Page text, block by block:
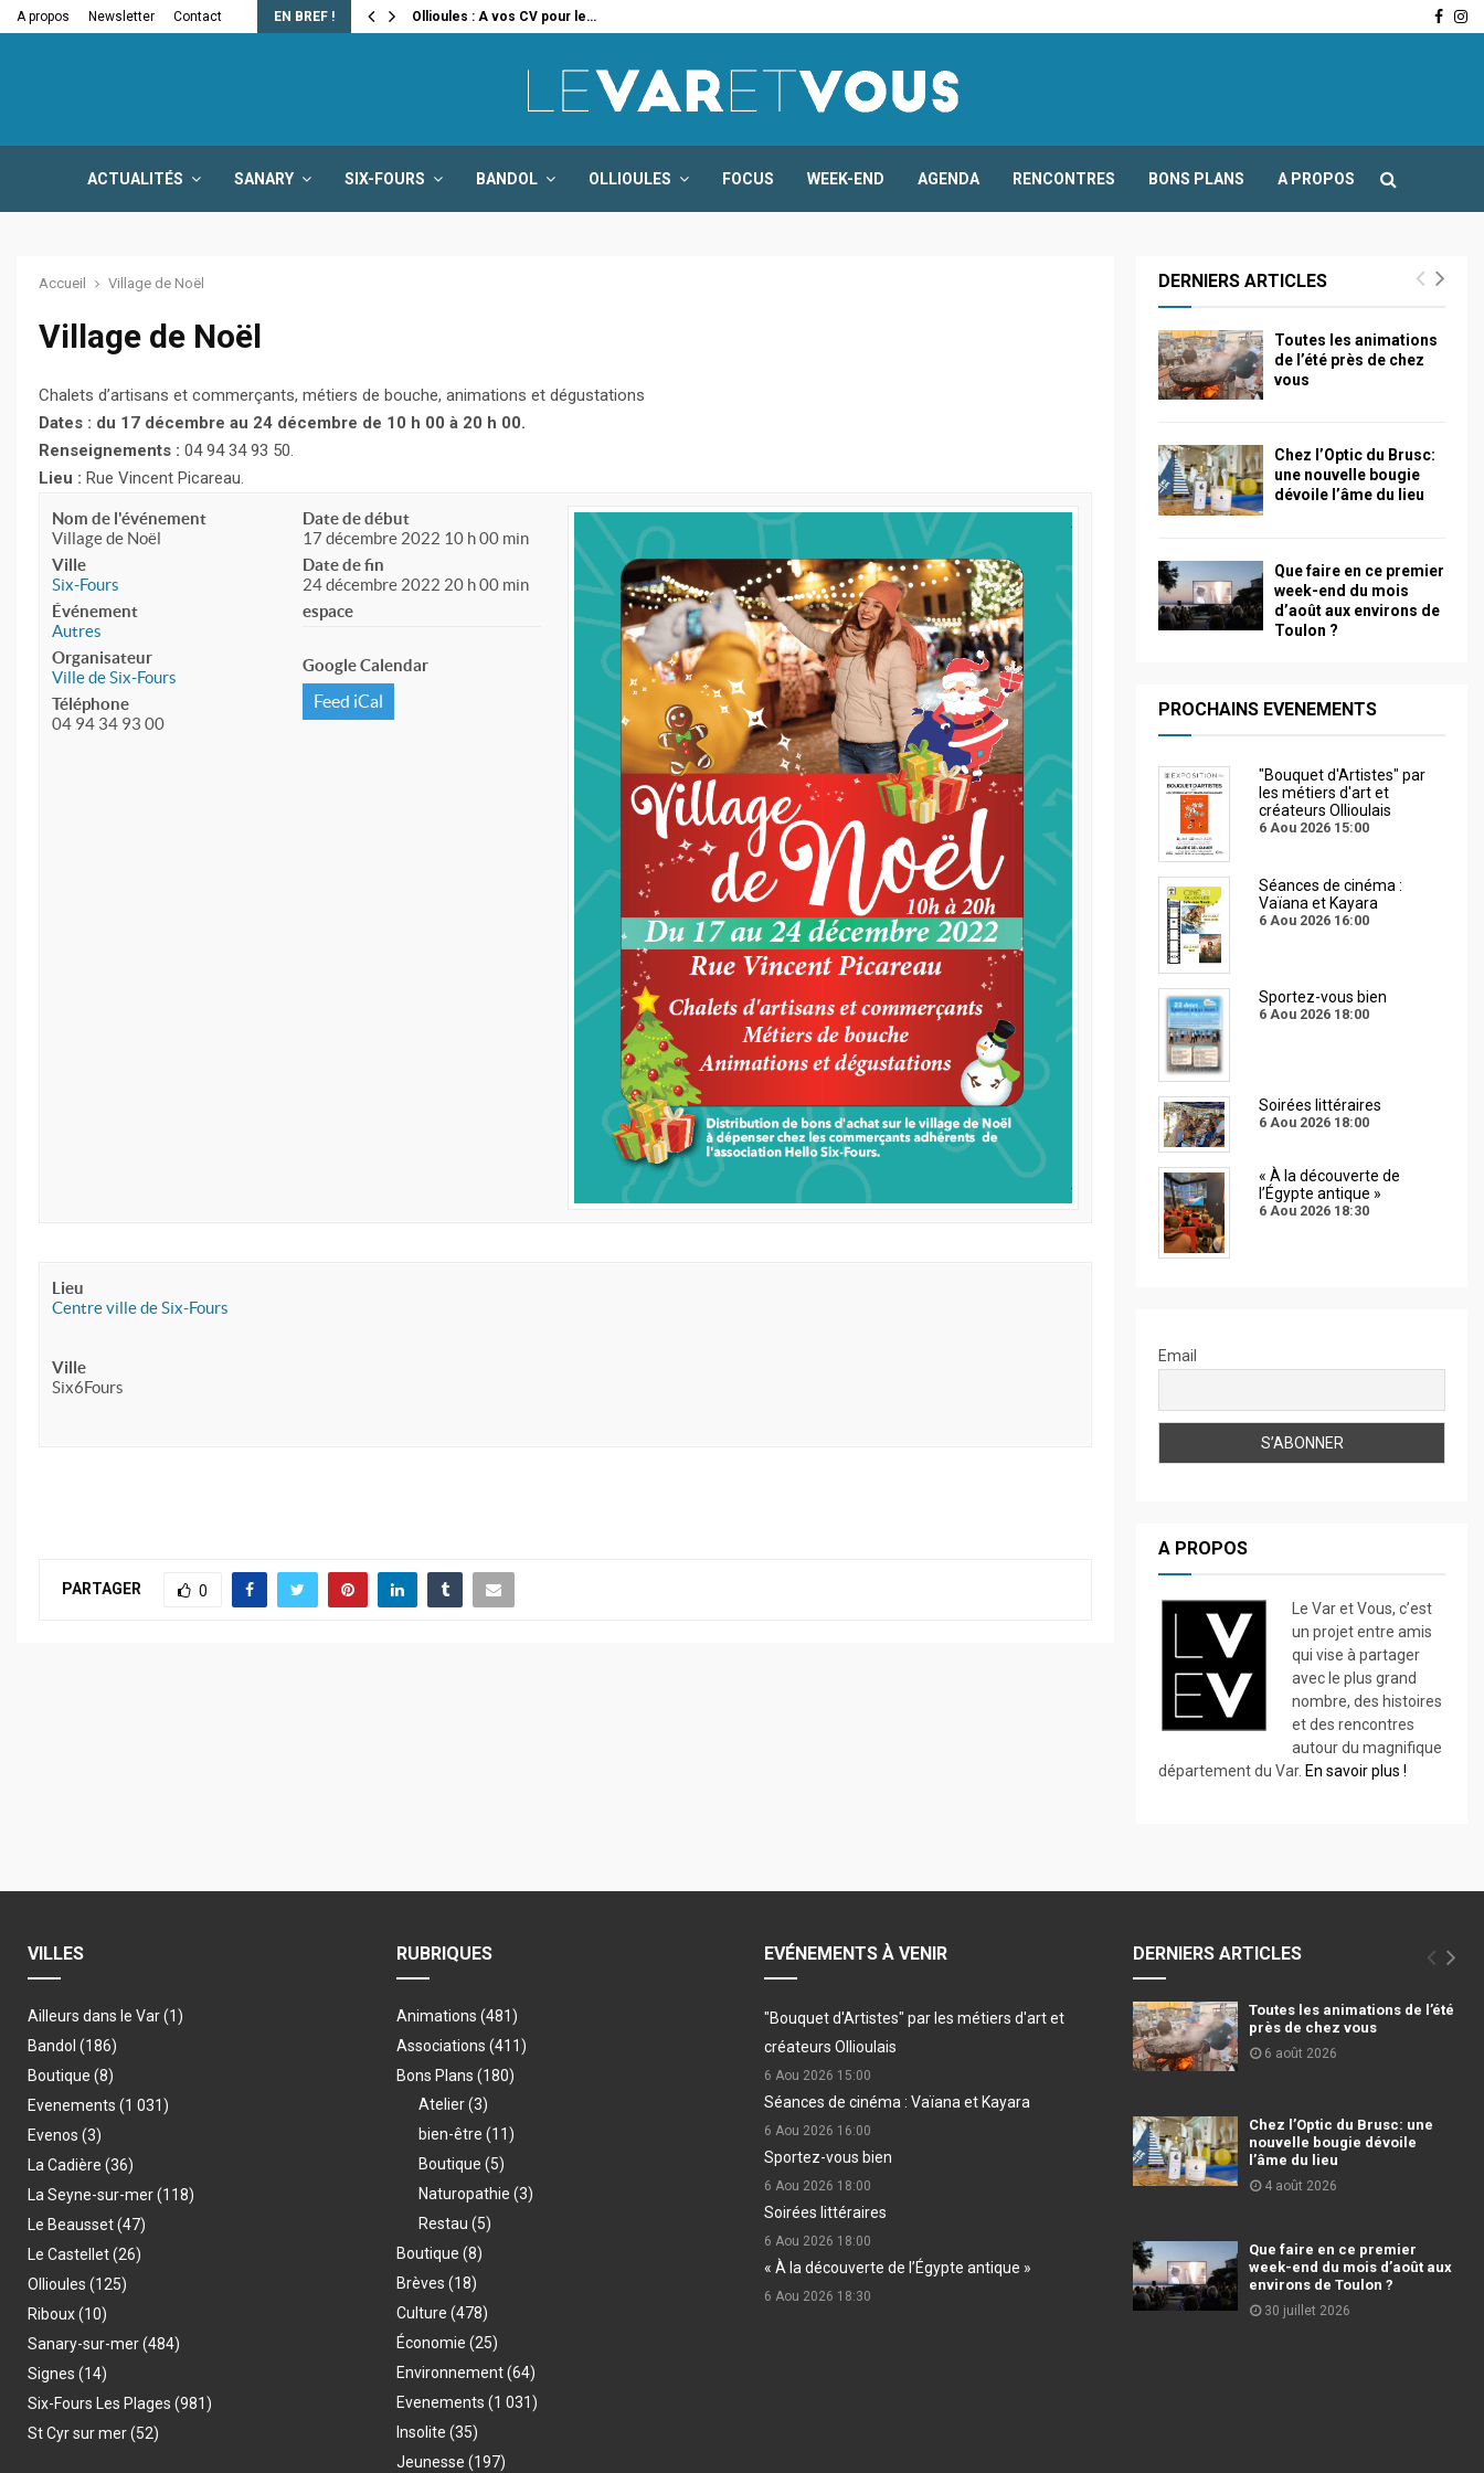
A propos Newsletter Contact EN BREF !
la fermeture… Ollioules : A vos CV pour le…
ACTUALITÉS SANARY SIX-FOURS BANDOL OLLIOULES FOCUS WEEK-END AGENDA RENCONTRES BONS PLANS A PROPOS
Accueil Village de Noël
Village de Noël
Chalets d’artisans et commerçants, métiers de bouche, animations et dégustations
Dates : du 17 décembre au 24 décembre de 10 h 00 à 20 h 00.
Renseignements : 04 94 34 93 50.
Lieu : Rue Vincent Picareau.
Nom de l'événement
Village de Noël
Ville
Six-Fours
Événement
Autres
Organisateur
Ville de Six-Fours
Téléphone
04 94 34 93 00
Date de début
17 décembre 2022 10 h 00 min
Date de fin
24 décembre 2022 20 h 00 min
espace
Google Calendar
Feed iCal
Lieu
Centre ville de Six-Fours
Ville
Six6Fours
PARTAGER 0
DERNIERS ARTICLES
Toutes les animations
de l’été près de chez
vous
Chez l’Optic du Brusc:
une nouvelle bougie
dévoile l’âme du lieu
Que faire en ce premier
week-end du mois
d’août aux environs de
Toulon ?
PROCHAINS EVENEMENTS
"Bouquet d'Artistes" par
les métiers d'art et
créateurs Ollioulais
6 Aou 2026 15:00
Séances de cinéma :
Vaïana et Kayara
6 Aou 2026 16:00
Sportez-vous bien
6 Aou 2026 18:00
Soirées littéraires
6 Aou 2026 18:00
« À la découverte de
l’Égypte antique »
6 Aou 2026 18:30
Email
A PROPOS
Le Var et Vous, c’est
un projet entre amis
qui vise à partager
avec le plus grand
nombre, des histoires
et des rencontres
autour du magnifique
département du Var. En savoir plus !
VILLES
Ailleurs dans le Var(1)
Bandol (186)
Boutique (8)
Evenements (1 031)
Evenos (3)
La Cadière (36)
La Seyne-sur-mer(118)
Le Beausset(47)
Le Castellet(26)
Ollioules (125)
Riboux(10)
Sanary-sur-mer(484)
Signes (14)
Six-Fours Les Plages (981)
St Cyr sur mer(52)
RUBRIQUES
Animations (481)
Associations (411)
Bons Plans (180)
Atelier(3)
bien-être (11)
Boutique (5)
Naturopathie (3)
Restau (5)
Boutique (8)
Brèves (18)
Culture (478)
Économie (25)
Environnement(64)
Evenements (1 031)
Insolite (35)
Jeunesse (197)
EVÉNEMENTS À VENIR
"Bouquet d'Artistes" par les métiers d'art et
créateurs Ollioulais
6 Aou 2026 15:00
Séances de cinéma : Vaïana et Kayara
6 Aou 2026 16:00
Sportez-vous bien
6 Aou 2026 18:00
Soirées littéraires
6 Aou 2026 18:00
« À la découverte de l’Égypte antique »
6 Aou 2026 18:30
DERNIERS ARTICLES
Toutes les animations de l’été
près de chez vous
6 août 2026
Chez l’Optic du Brusc: une
nouvelle bougie dévoile
l’âme du lieu
4 août 2026
Que faire en ce premier
week-end du mois d’août aux
environs de Toulon ?
30 juillet 2026